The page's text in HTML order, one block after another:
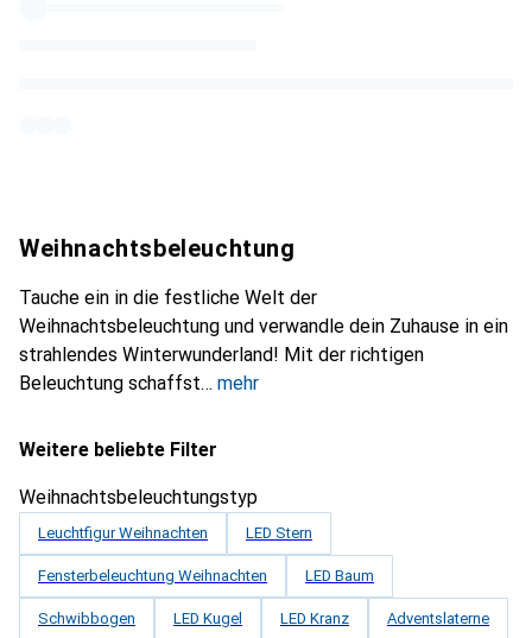
Weihnachtsbeleuchtung
Tauche ein in die festliche Welt der
Weihnachtsbeleuchtung und verwandle dein Zuhause in ein
strahlendes Winterwunderland! Mit der richtigen
Beleuchtung schaffst
mehr
Weitere beliebte Filter
Weihnachtsbeleuchtungstyp
Leuchtfigur Weihnachten LED Stern
Fensterbeleuchtung Weihnachten LED Baum
Schwibbogen LED Kugel LED Kranz Adventslaterne